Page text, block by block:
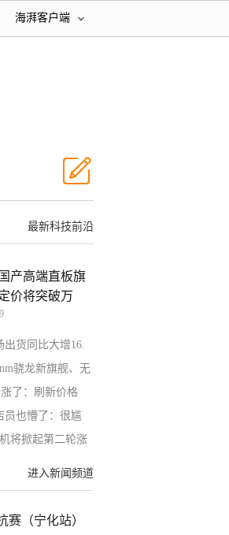
海湃客户端
最新科技前沿
产高端直板旗
价将突破万
出货同比大增16.
骁龙新旗舰、无
了：刷新价格
员也懵了：很尴
将掀起第二轮涨
进入新闻频道
赛（宁化站）